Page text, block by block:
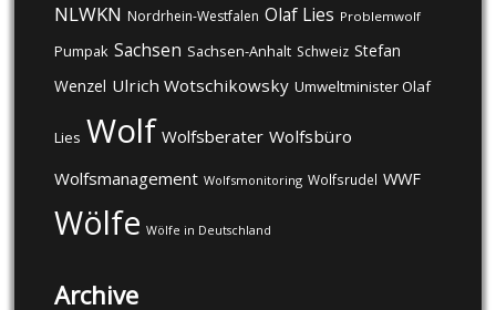
NLWKN Nordrhein-Westfalen Olaf Lies Problemwolf
Pumpak Sachsen Sachsen-Anhalt Schweiz Stefan
Wenzel Ulrich Wotschikowsky Umweltminister Olaf
Lies Wolf Wolfsberater Wolfsbüro
Wolfsmanagement Wolfsmonitoring Wolfsrudel WWF
Wölfe Wölfe in Deutschland
Archive